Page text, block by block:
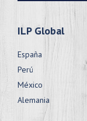
ILP Global
España
Perú
México
Alemania